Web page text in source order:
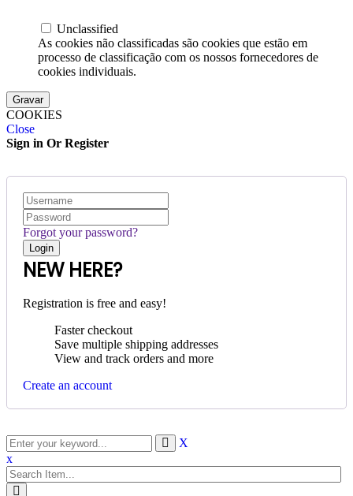
Unclassified
As cookies não classificadas são cookies que estão em
processo de classificação com os nossos fornecedores de
cookies individuais.
Gravar
COOKIES
Close
Sign in Or Register
Forgot your password?
NEW HERE?
Registration is free and easy!
Faster checkout
Save multiple shipping addresses
View and track orders and more
Create an account
X
x